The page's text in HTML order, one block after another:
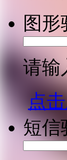
图形
请输
点
短信